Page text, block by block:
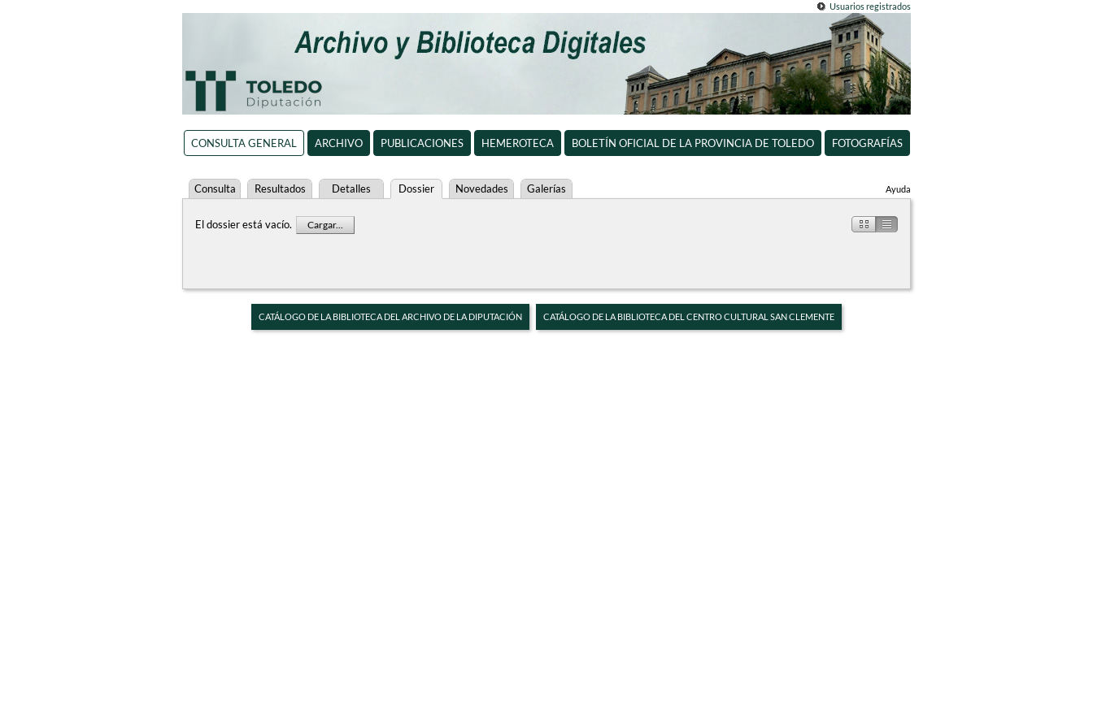
Usuarios registrados
CONSULTA GENERAL ARCHIVO PUBLICACIONES HEMEROTECA BOLETÍN OFICIAL DE LA PROVINCIA DE TOLEDO FOTOGRAFÍAS
Ayuda
Consulta Resultados Detalles Dossier Novedades Galerías
El dossier está vacío. Cargar...
CATÁLOGO DE LA BIBLIOTECA DEL ARCHIVO DE LA DIPUTACIÓN CATÁLOGO DE LA BIBLIOTECA DEL CENTRO CULTURAL SAN CLEMENTE